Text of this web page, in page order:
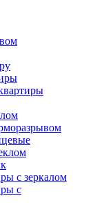
с зеркалом
с